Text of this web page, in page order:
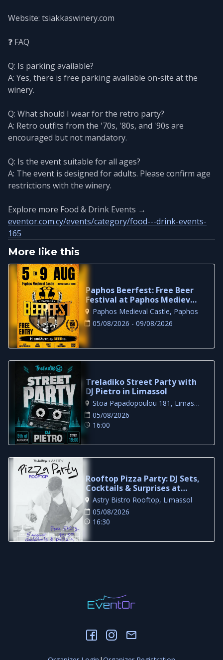
Website: tsiakkaswinery.com
❓ FAQ
Q: Is parking available?
A: Yes, there is free parking available on-site at the
winery.
Q: What should I wear for the retro party?
A: Retro outfits from the '70s, '80s, and '90s are
encouraged but not mandatory.
Q: Is the event suitable for all ages?
A: The event is designed for adults. Please confirm age
restrictions with the winery.
Explore more Food & Drink Events →
eventor.com.cy/events/category/food---drink-events-
165
More like this
Paphos Beerfest: Free Beer
Festival at Paphos Medieval
Castle
Paphos Medieval Castle, Paphos
05/08/2026 - 09/08/2026
Treladiko Street Party with
DJ Pietro in Limassol
Stoa Papadopoulou 181, Limassol
05/08/2026
16:00
Rooftop Pizza Party: DJ Sets,
Cocktails & Surprises at
Astry Bistro
Astry Bistro Rooftop, Limassol
05/08/2026
16:30